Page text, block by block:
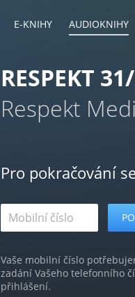
E-KNIHY AUDIOKNIHY
RESPEKT
Respekt
Pro pokračování
Vaše mobilní číslo
zadání Vašeho telefonního
přihlášení.